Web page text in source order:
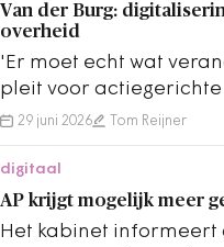
Van der Burg:
overheid
'Er moet echt wat
pleit voor
resultaten op korte
29 juni 2026 Tom Reijner
digitaal
AP krijgt mogelijk meer
Het kabinet informeert